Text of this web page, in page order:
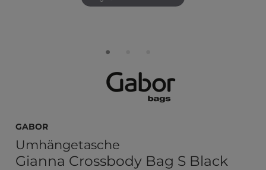
Gabor
Umhängetasche
Gianna Crossbody Bag S Black